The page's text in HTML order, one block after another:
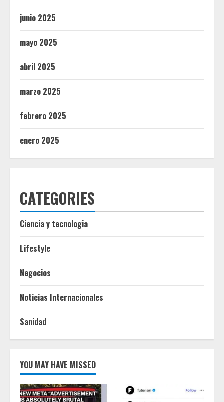
junio 2025
mayo 2025
abril 2025
marzo 2025
febrero 2025
enero 2025
CATEGORIES
Ciencia y tecnologia
Lifestyle
Negocios
Noticias Internacionales
Sanidad
YOU MAY HAVE MISSED